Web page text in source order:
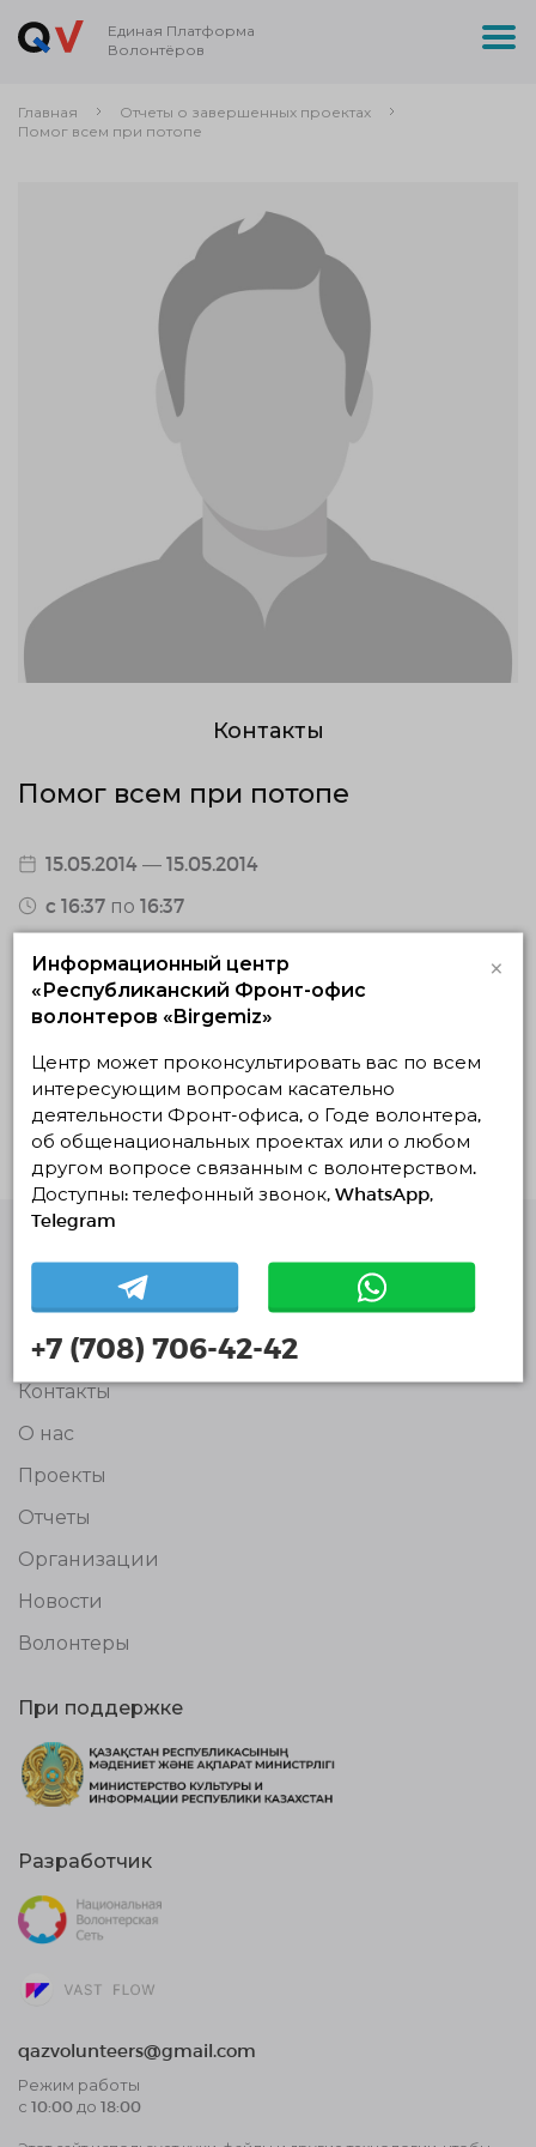
Единая Платформа
Волонтёров
Главная
Отчеты о завершенных проектах
Помог всем при потопе
Контакты
Помог всем при потопе
15.05.2014 — 15.05.2014
c 16:37 по 16:37
0 / подтвержденных волонтеров
0 откликнувшихся волонтеров
О проекте
Прилетел, помог, улетел
Единая Платформа
Волонтёров
© Единая Платформа Волонтёров 2018-2026
Навигация
Контакты
О нас
Проекты
Отчеты
Организации
Новости
Волонтеры
При поддержке
Разработчик
qazvolunteers@gmail.com
Режим работы
с 10:00 до 18:00
Информационный центр
«Республиканский Фронт-офис
волонтеров «Birgemiz»
×
Центр может проконсультировать вас по всем
интересующим вопросам касательно
деятельности Фронт-офиса, о Годе волонтера,
об общенациональных проектах или о любом
другом вопросе связанным с волонтерством.
Доступны: телефонный звонок, WhatsApp,
Telegram
+7 (708) 706-42-42